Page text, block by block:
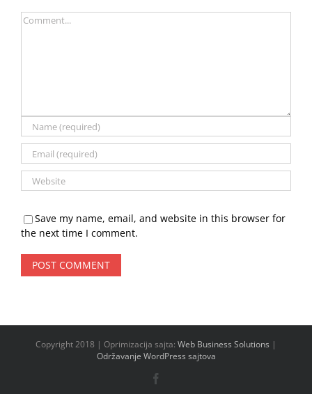
Comment
Save my name, email, and website in this browser for
the next time I comment.
Copyright 2018 | Oprimizacija sajta: Web Business Solutions |
Održavanje WordPress sajtova